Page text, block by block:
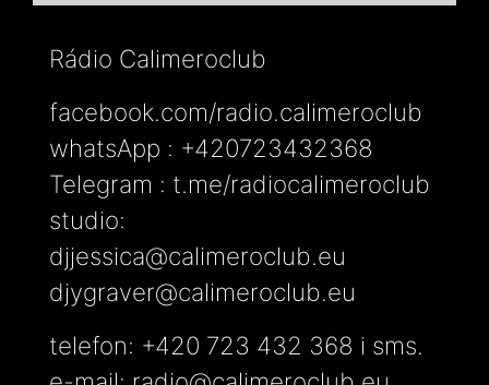
Rádio Calimeroclub
facebook.com/radio.calimeroclub
whatsApp : +420723432368
Telegram : t.me/radiocalimeroclub
studio:
djjessica@calimeroclub.eu
djygraver@calimeroclub.eu
telefon: +420 723 432 368 i sms.